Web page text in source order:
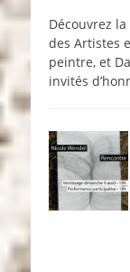
Découvrez
des Artistes
peintre, et
invités